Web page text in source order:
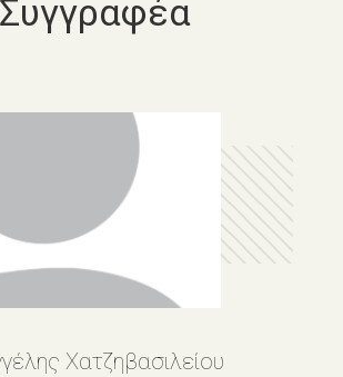
Συγγραφέα
Χατζηβασιλείου